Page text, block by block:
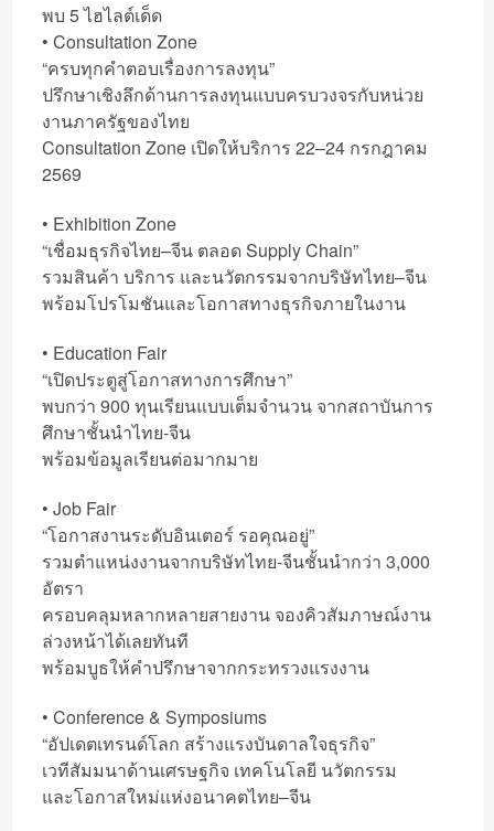
พบ 5 ไฮไลต์เด็ด
• Consultation Zone
“ครบทุกคำตอบเรื่องการลงทุน”
ปรึกษาเชิงลึกด้านการลงทุนแบบครบวงจรกับหน่วย
งานภาครัฐของไทย
Consultation Zone เปิดให้บริการ 22–24 กรกฎาคม
2569
• Exhibition Zone
“เชื่อมธุรกิจไทย–จีน ตลอด Supply Chain”
รวมสินค้า บริการ และนวัตกรรมจากบริษัทไทย–จีน
พร้อมโปรโมชันและโอกาสทางธุรกิจภายในงาน
• Education Fair
“เปิดประตูสู่โอกาสทางการศึกษา”
พบกว่า 900 ทุนเรียนแบบเต็มจำนวน จากสถาบันการ
ศึกษาชั้นนำไทย-จีน
พร้อมข้อมูลเรียนต่อมากมาย
• Job Fair
“โอกาสงานระดับอินเตอร์ รอคุณอยู่”
รวมตำแหน่งงานจากบริษัทไทย-จีนชั้นนำกว่า 3,000
อัตรา
ครอบคลุมหลากหลายสายงาน จองคิวสัมภาษณ์งาน
ล่วงหน้าได้เลยทันที
พร้อมบูธให้คำปรึกษาจากกระทรวงแรงงาน
• Conference & Symposiums
“อัปเดตเทรนด์โลก สร้างแรงบันดาลใจธุรกิจ”
เวทีสัมมนาด้านเศรษฐกิจ เทคโนโลยี นวัตกรรม
และโอกาสใหม่แห่งอนาคตไทย–จีน